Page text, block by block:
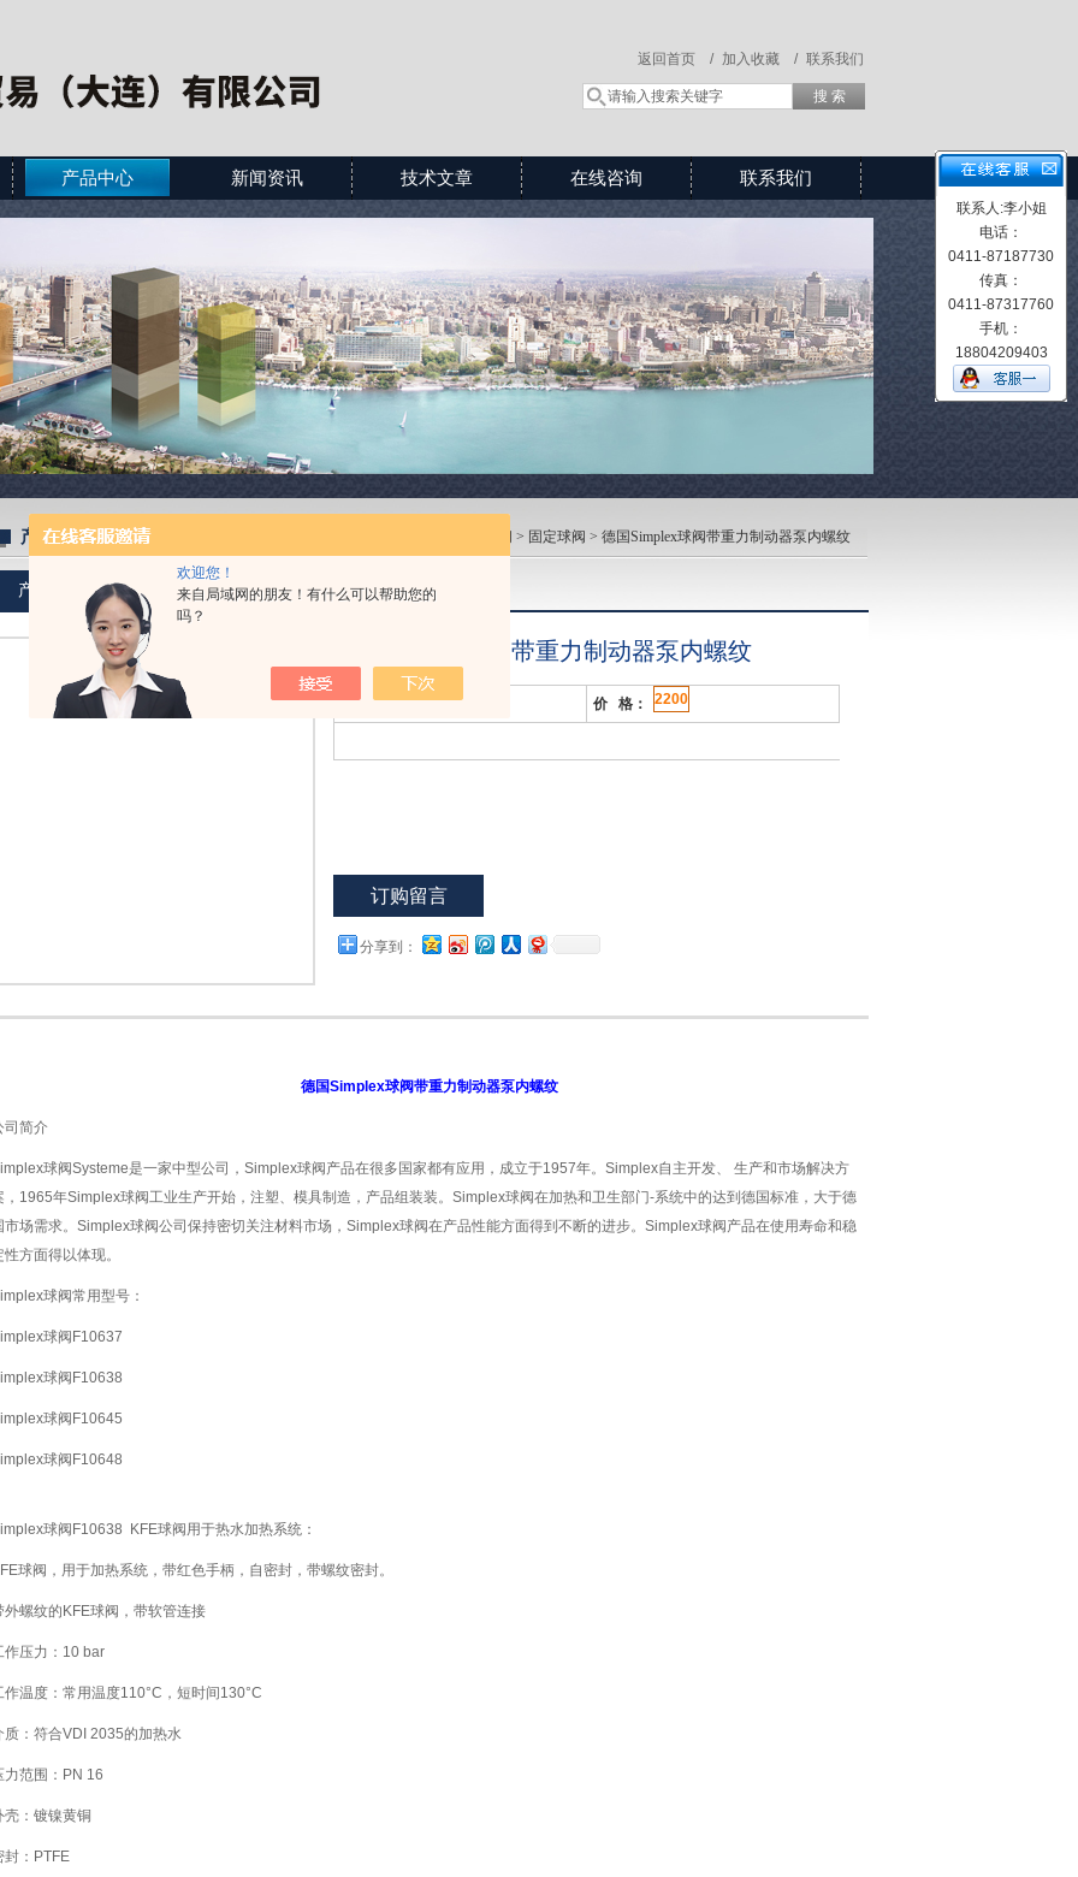
欢迎您！
来自局域网的朋友！有什么可以帮助您的
吗？
联系我们
加入收藏 /
返回首页 /
产品中心 新闻资讯 技术文章 在线咨询 联系我们
产品展示 > 固定球阀 > 德国Simplex球阀带重力制动器泵内螺纹
产品介绍
点击放大
德国Simplex球阀带重力制动器泵内螺纹
型 号： F10645 价 格： 2200
订购留言
分享到：
德国Simplex球阀带重力制动器泵内螺纹
司简介
球阀Systeme是一家中型公司，Simplex球阀产品在很多国家都有应用，成立于1957年。Simplex自主开发、 生产和市场解决方
，1965年Simplex球阀工业生产开始，注塑、模具制造，产品组装装。Simplex球阀在加热和卫生部门-系统中的达到德国标准，大于德
市场需求。Simplex球阀公司保持密切关注材料市场，Simplex球阀在产品性能方面得到不断的进步。Simplex球阀产品在使用寿命和稳
性方面得以体现。
球阀常用型号：
球阀F10637
球阀F10638
球阀F10645
球阀F10648
球阀F10638 KFE球阀用于热水加热系统：
球阀，用于加热系统，带红色手柄，自密封，带螺纹密封。
外螺纹的KFE球阀，带软管连接
作压力：10 bar
作温度：常用温度110°C，短时间130°C
质：符合VDI 2035的加热水
力范围：PN 16
壳：镀镍黄铜
封：PTFE
联系人:李小姐
电话：
0411-87187730
传真：
0411-87317760
手机：
18804209403